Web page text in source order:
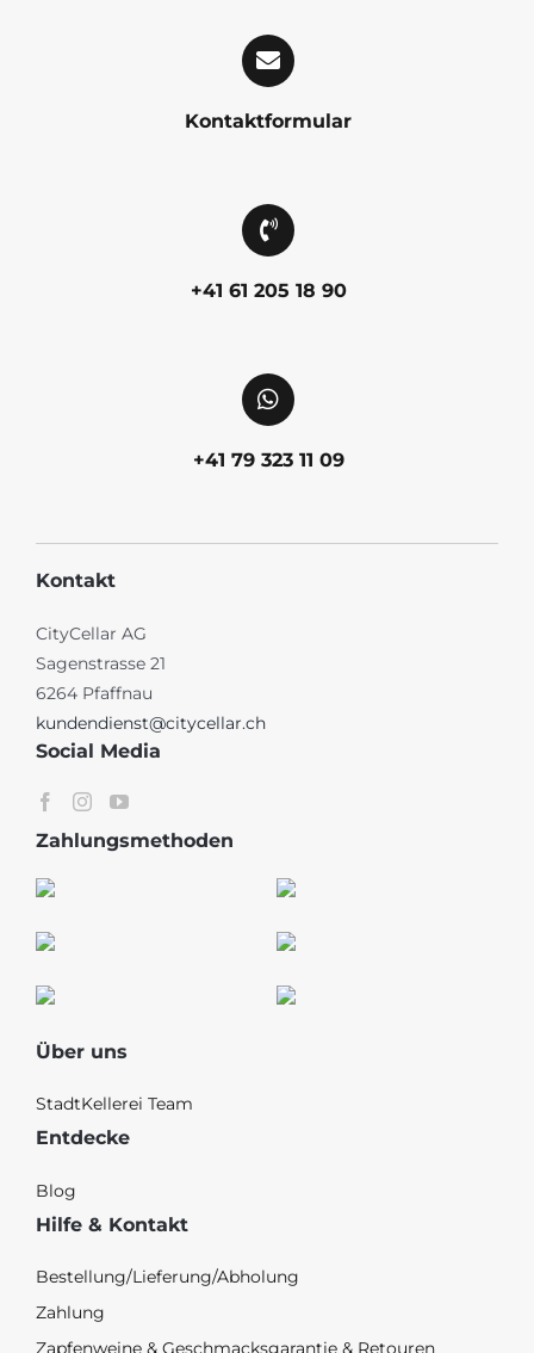
Kontaktformular
+41 61 205 18 90
+41 79 323 11 09
Kontakt
CityCellar AG
Sagenstrasse 21
6264 Pfaffnau
kundendienst@citycellar.ch
Social Media
Zahlungsmethoden
Über uns
StadtKellerei Team
Entdecke
Blog
Hilfe & Kontakt
Bestellung/Lieferung/Abholung
Zahlung
Zapfenweine & Geschmacksgarantie & Retouren